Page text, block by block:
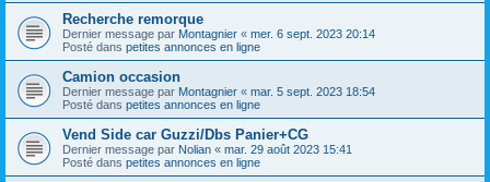
Recherche remorque
Dernier message par Montagnier « mer. 6 sept. 2023 20:14
Posté dans petites annonces en ligne
Camion occasion
Dernier message par Montagnier « mar. 5 sept. 2023 18:54
Posté dans petites annonces en ligne
Vend Side car Guzzi/Dbs Panier+CG
Dernier message par Nolian « mar. 29 août 2023 15:41
Posté dans petites annonces en ligne